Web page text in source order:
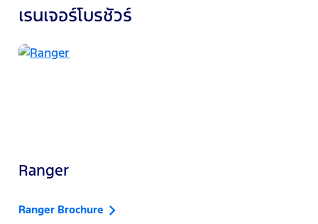
เรนเจอร์โบรชัวร์
Ranger
Ranger Brochure